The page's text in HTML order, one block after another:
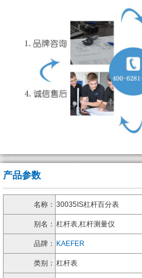
产品参数
名称： 30035IS杠杆百分表
别名： 杠杆表,杠杆测量仪
品牌： KAEFER
类别： 杠杆表